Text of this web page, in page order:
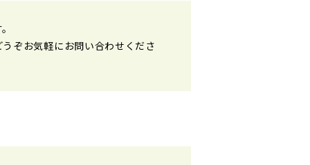
ぞお気軽にお問い合わせくださ